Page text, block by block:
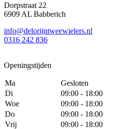
Dorpstraat 22
6909 AL Babberich
info@delorijntweewielers.nl
0316 242 836
Openingstijden
Ma
Gesloten
Di
09:00 - 18:00
Woe
09:00 - 18:00
Do
09:00 - 18:00
Vrij
09:00 - 18:00